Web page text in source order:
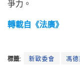
爭力。
轉載自《法廣》
標籤: 新歐委會 馮德